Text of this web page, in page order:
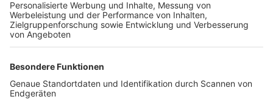
TOP-PARTNER